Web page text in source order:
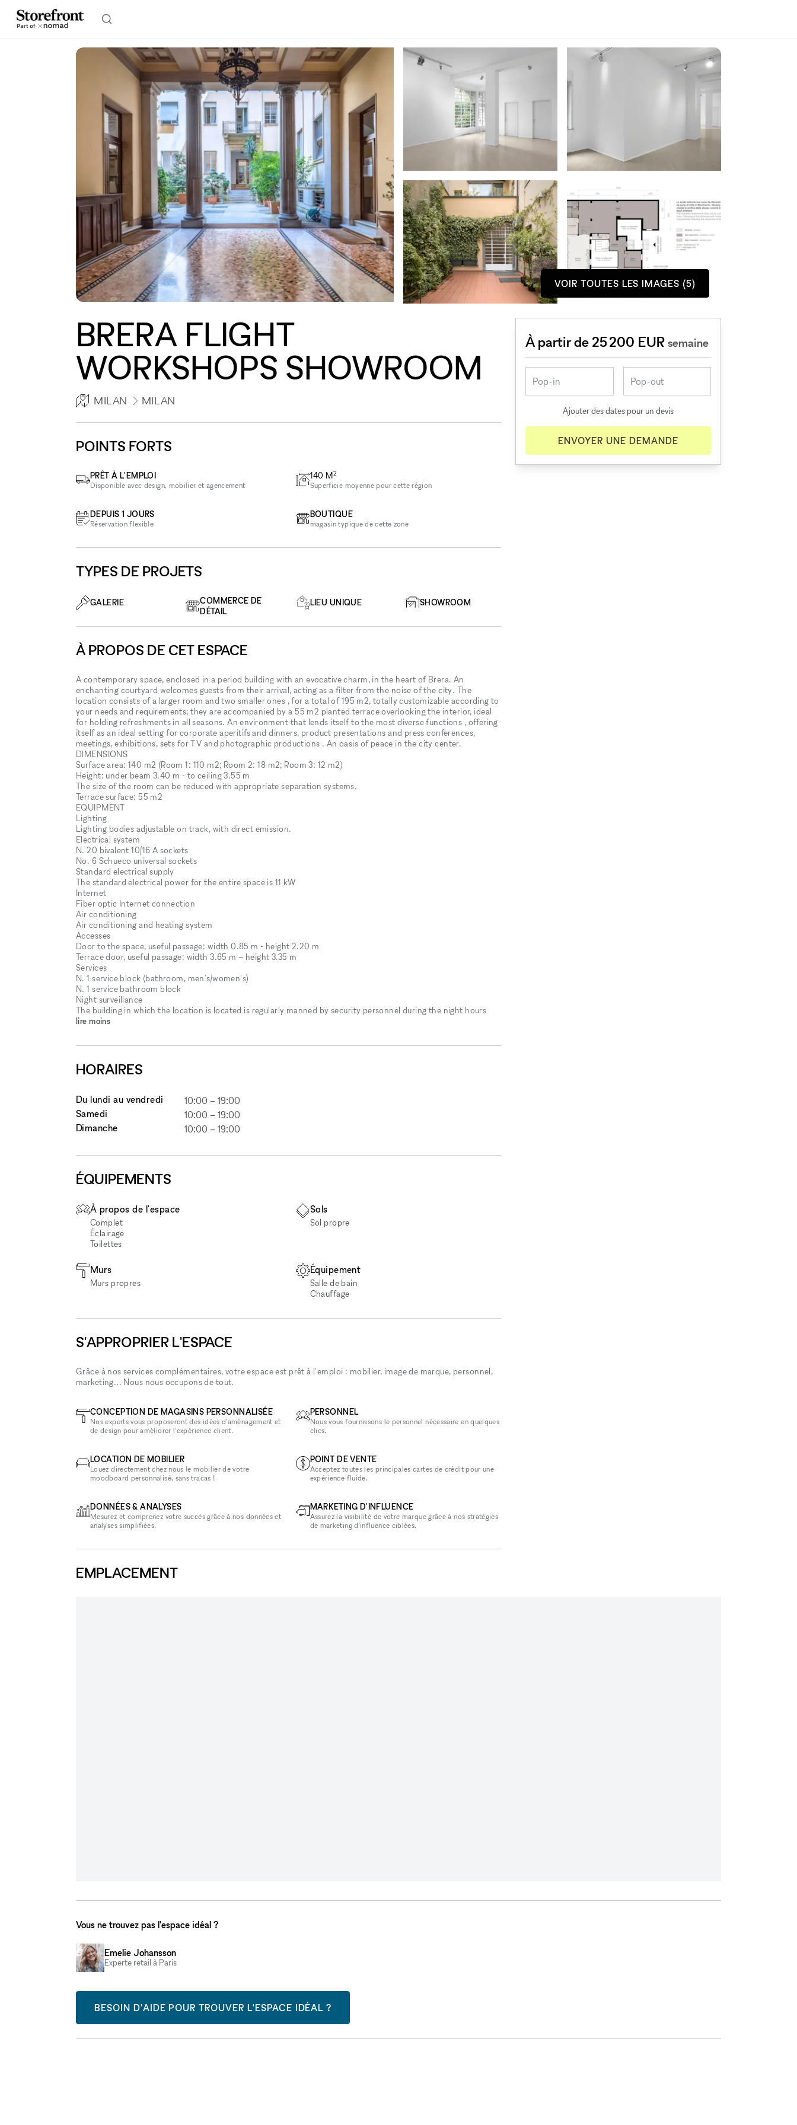
VOIR TOUTES LES IMAGES (5)
BRERA FLIGHT
WORKSHOPS SHOWROOM
MILAN MILAN
POINTS FORTS
PRÊT À L'EMPLOI
Disponible avec design, mobilier et agencement
DEPUIS 1 JOURS
Réservation flexible
140 M2
Superficie moyenne pour cette région
BOUTIQUE
magasin typique de cette zone
TYPES DE PROJETS
GALERIE
COMMERCE DE
DÉTAIL
LIEU UNIQUE SHOWROOM
À PROPOS DE CET ESPACE
A contemporary space, enclosed in a period building with an evocative charm, in the heart of Brera. An
enchanting courtyard welcomes guests from their arrival, acting as a filter from the noise of the city. The
location consists of a larger room and two smaller ones , for a total of 195 m2, totally customizable according to
your needs and requirements; they are accompanied by a 55 m2 planted terrace overlooking the interior, ideal
for holding refreshments in all seasons. An environment that lends itself to the most diverse functions , offering
itself as an ideal setting for corporate aperitifs and dinners, product presentations and press conferences,
meetings, exhibitions, sets for TV and photographic productions . An oasis of peace in the city center.
DIMENSIONS
Surface area: 140 m2 (Room 1: 110 m2; Room 2: 18 m2; Room 3: 12 m2)
Height: under beam 3.40 m - to ceiling 3.55 m
The size of the room can be reduced with appropriate separation systems.
Terrace surface: 55 m2
EQUIPMENT
Lighting
Lighting bodies adjustable on track, with direct emission.
Electrical system
N. 20 bivalent 10/16 A sockets
No. 6 Schueco universal sockets
Standard electrical supply
The standard electrical power for the entire space is 11 kW
Internet
Fiber optic Internet connection
Air conditioning
Air conditioning and heating system
Accesses
Door to the space, useful passage: width 0.85 m - height 2.20 m
Terrace door, useful passage: width 3.65 m – height 3.35 m
Services
N. 1 service block (bathroom, men's/women's)
N. 1 service bathroom block
Night surveillance
The building in which the location is located is regularly manned by security personnel during the night hours
lire moins
HORAIRES
Du lundi au vendredi 10:00 –19:00
Samedi
10:00 –19:00
Dimanche
10:00 –19:00
ÉQUIPEMENTS
À propos de l'espace
Complet
Éclairage
Toilettes
Sols
Sol propre
Murs
Murs propres
Équipement
Salle de bain
Chauffage
S'APPROPRIER L'ESPACE
Grâce à nos services complémentaires, votre espace est prêt à l'emploi : mobilier, image de marque, personnel,
marketing... Nous nous occupons de tout.
CONCEPTION DE MAGASINS PERSONNALISÉE
Nos experts vous proposeront des idées d'aménagement et
de design pour améliorer l'expérience client.
LOCATION DE MOBILIER
Louez directement chez nous le mobilier de votre
moodboard personnalisé, sans tracas !
DONNÉES & ANALYSES
Mesurez et comprenez votre succès grâce à nos données et
analyses simplifiées.
PERSONNEL
Nous vous fournissons le personnel nécessaire en quelques
clics.
POINT DE VENTE
Acceptez toutes les principales cartes de crédit pour une
expérience fluide.
MARKETING D'INFLUENCE
Assurez la visibilité de votre marque grâce à nos stratégies
de marketing d'influence ciblées.
À partir de 25 200 EURsemaine
Ajouter des dates pour un devis
ENVOYER UNE DEMANDE
EMPLACEMENT
Vous ne trouvez pas l'espace idéal ?
Emelie Johansson
Experte retail à Paris
BESOIN D'AIDE POUR TROUVER L'ESPACE IDÉAL ?